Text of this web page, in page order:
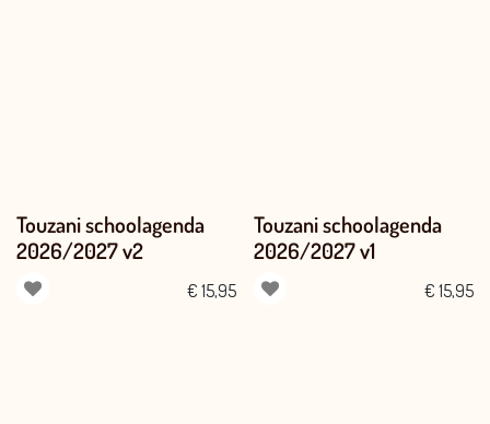
Touzani schoolagenda
2026/2027 v2
€ 15,95
Touzani schoolagenda
2026/2027 v1
€ 15,95